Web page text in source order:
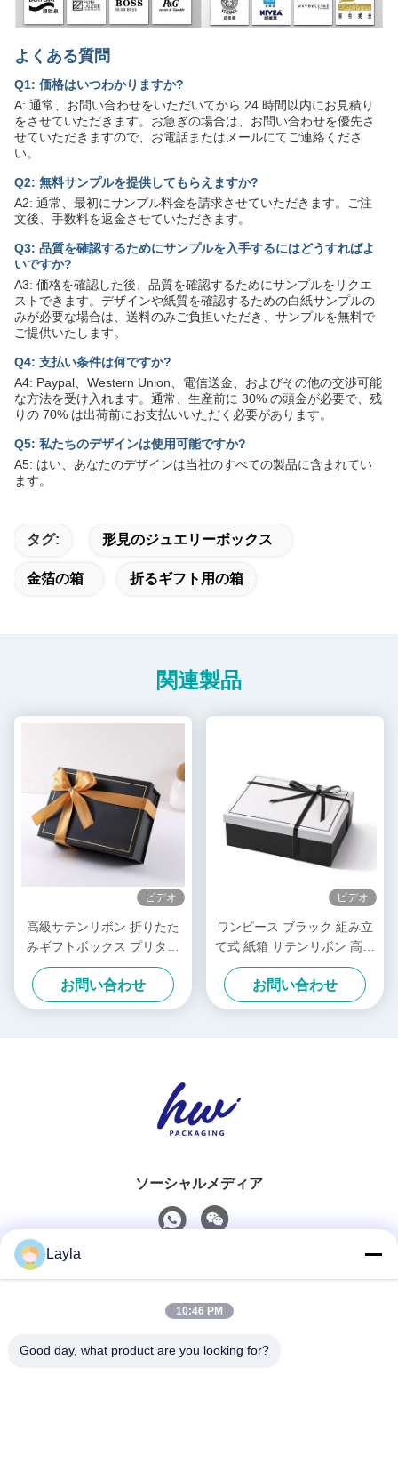
よくある質問
Q1: 価格はいつわかりますか?
A: 通常、お問い合わせをいただいてから 24 時間以内にお見積り
をさせていただきます。お急ぎの場合は、お問い合わせを優先さ
せていただきますので、お電話またはメールにてご連絡くださ
い。
Q2: 無料サンプルを提供してもらえますか?
A2: 通常、最初にサンプル料金を請求させていただきます。ご注
文後、手数料を返金させていただきます。
Q3: 品質を確認するためにサンプルを入手するにはどうすればよ
いですか?
A3: 価格を確認した後、品質を確認するためにサンプルをリクエ
ストできます。デザインや紙質を確認するための白紙サンプルの
みが必要な場合は、送料のみご負担いただき、サンプルを無料で
ご提供いたします。
Q4: 支払い条件は何ですか?
A4: Paypal、Western Union、電信送金、およびその他の交渉可能
な方法を受け入れます。通常、生産前に 30% の頭金が必要で、残
りの 70% は出荷前にお支払いいただく必要があります。
Q5: 私たちのデザインは使用可能ですか?
A5: はい、あなたのデザインは当社のすべての製品に含まれてい
ます。
タグ: 形見のジュエリーボックス
金箔の箱 折るギフト用の箱
関連製品
ビデオ
高級サテンリボン 折りたた
みギフトボックス プリタイ
ド 組み立て式パッケージボ
ックス
お問い合わせ
ビデオ
ワンピース ブラック 組み立
て式 紙箱 サテンリボン 高級
白 折りたたみボックス
お問い合わせ
ソーシャルメディア
0086-18688885859
Layla
10:46 PM
Good day, what product are you looking for?